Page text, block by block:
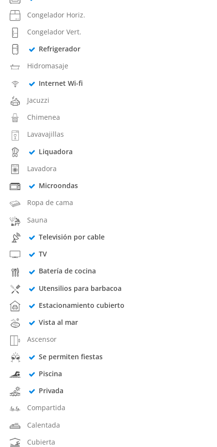
Congelador Horiz.
Congelador Vert.
Refrigerador
Hidromasaje
Internet Wi-fi
Jacuzzi
Chimenea
Lavavajillas
Liquadora
Lavadora
Microondas
Ropa de cama
Sauna
Televisión por cable
TV
Batería de cocina
Utensilios para barbacoa
Estacionamiento cubierto
Vista al mar
Ascensor
Se permiten fiestas
Piscina
Privada
Compartida
Calentada
Cubierta